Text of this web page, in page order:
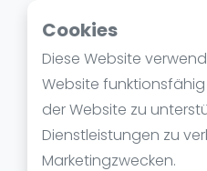
Cookies
Diese Website
Website
der Website zu
Dienstleistungen zu
Marketingzwecken.
Über
Laat je
maba!